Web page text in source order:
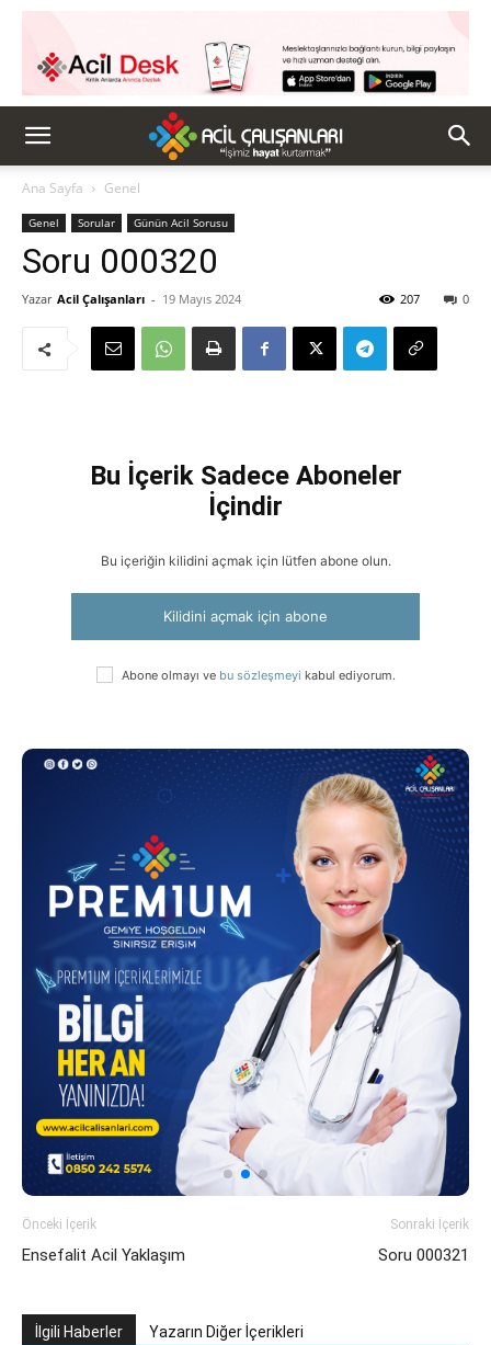
Ana Sayfa Genel
Genel Sorular Günün Acil Sorusu
Soru 000320
Yazar Acil Çalışanları - 19 Mayıs 2024 0
207
Bu İçerik Sadece Aboneler
İçindir
Bu içeriğin kilidini açmak için lütfen abone olun.
Kilidini açmak için abone
Abone olmayı ve bu sözleşmeyi kabul ediyorum.
Önceki İçerik
Ensefalit Acil Yaklaşım
Sonraki İçerik
Soru 000321
İlgili Haberler Yazarın Diğer İçerikleri